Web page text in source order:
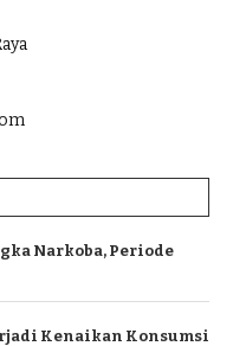
Narkoba, Periode
Kenaikan Konsumsi